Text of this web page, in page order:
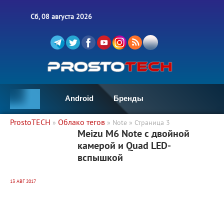
Сб, 08 августа 2026
Android Бренды
ProstoTECH » Облако тегов » Note » Страница 3
5 987 0
Meizu M6 Note с двойной
камерой и Quad LED-
вспышкой
13 АВГ 2017